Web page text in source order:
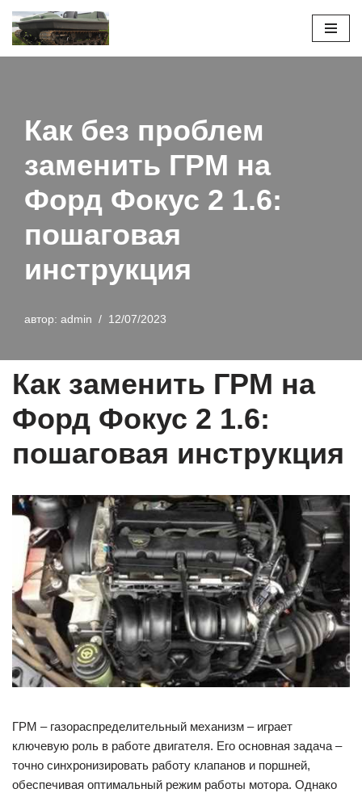
Перейти
Как без проблем
заменить ГРМ на
Форд Фокус 2 1.6:
пошаговая
инструкция
автор: admin 12/07/2023
Как заменить ГРМ на
Форд Фокус 2 1.6:
пошаговая инструкция
ГРМ – газораспределительный механизм – играет
ключевую роль в работе двигателя. Его основная задача –
точно синхронизировать работу клапанов и поршней,
обеспечивая оптимальный режим работы мотора. Однако